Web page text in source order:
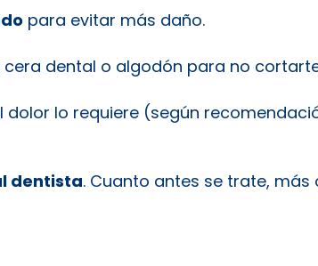
para evitar más daño.
cera dental o algodón para no
dolor lo requiere (según
dentista. Cuanto antes se trate, más